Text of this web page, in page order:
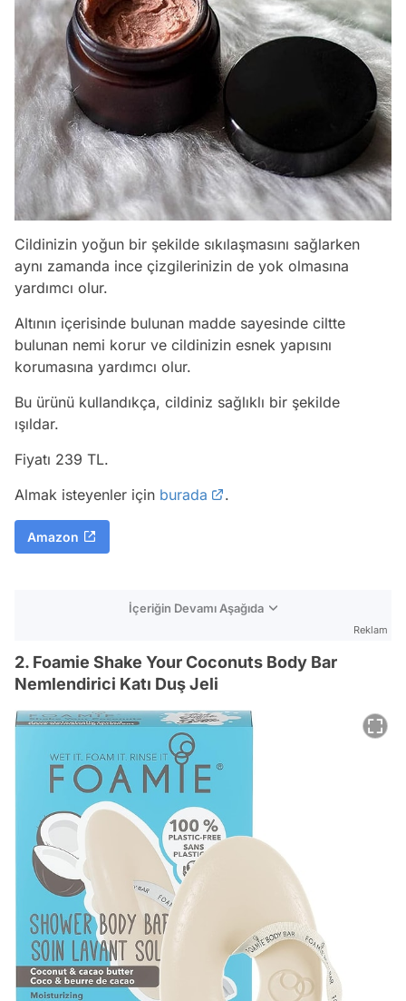
Cildinizin yoğun bir şekilde sıkılaşmasını sağlarken
aynı zamanda ince çizgilerinizin de yok olmasına
yardımcı olur.
Altının içerisinde bulunan madde sayesinde ciltte
bulunan nemi korur ve cildinizin esnek yapısını
korumasına yardımcı olur.
Bu ürünü kullandıkça, cildiniz sağlıklı bir şekilde
ışıldar.
Fiyatı 239 TL.
Almak isteyenler için burada .
Amazon
İçeriğin Devamı Aşağıda
Reklam
2. Foamie Shake Your Coconuts Body Bar
Nemlendirici Katı Duş Jeli